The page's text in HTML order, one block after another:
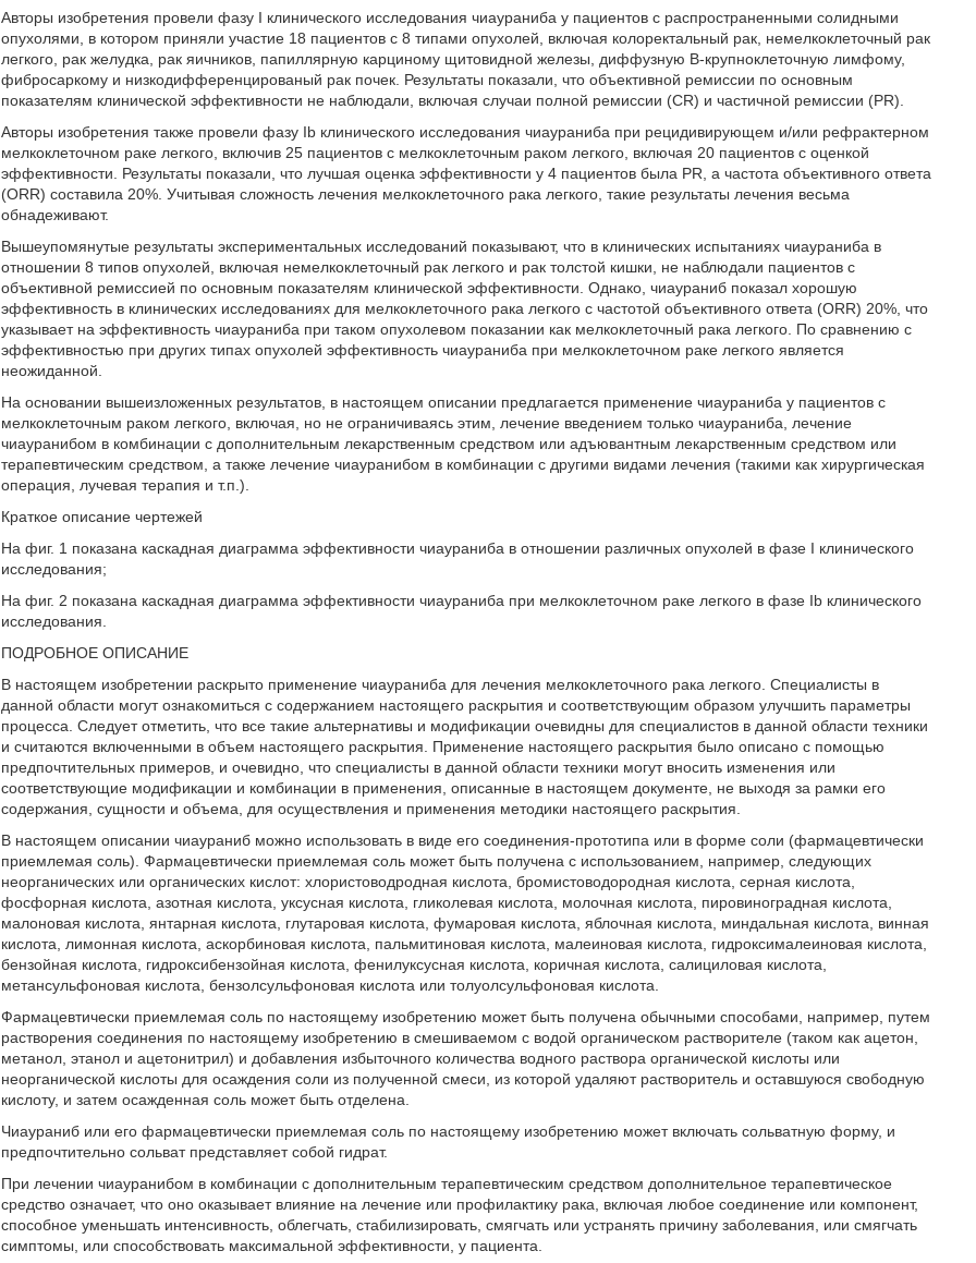
Авторы изобретения провели фазу I клинического исследования чиаураниба у пациентов с распространенными солидными
опухолями, в котором приняли участие 18 пациентов с 8 типами опухолей, включая колоректальный рак, немелкоклеточный рак
легкого, рак желудка, рак яичников, папиллярную карциному щитовидной железы, диффузную В-крупноклеточную лимфому,
фибросаркому и низкодифференцированый рак почек. Результаты показали, что объективной ремиссии по основным
показателям клинической эффективности не наблюдали, включая случаи полной ремиссии (CR) и частичной ремиссии (PR).
Авторы изобретения также провели фазу Ib клинического исследования чиаураниба при рецидивирующем и/или рефрактерном
мелкоклеточном раке легкого, включив 25 пациентов с мелкоклеточным раком легкого, включая 20 пациентов с оценкой
эффективности. Результаты показали, что лучшая оценка эффективности у 4 пациентов была PR, а частота объективного ответа
(ORR) составила 20%. Учитывая сложность лечения мелкоклеточного рака легкого, такие результаты лечения весьма
обнадеживают.
Вышеупомянутые результаты экспериментальных исследований показывают, что в клинических испытаниях чиаураниба в
отношении 8 типов опухолей, включая немелкоклеточный рак легкого и рак толстой кишки, не наблюдали пациентов с
объективной ремиссией по основным показателям клинической эффективности. Однако, чиаураниб показал хорошую
эффективность в клинических исследованиях для мелкоклеточного рака легкого с частотой объективного ответа (ORR) 20%, что
указывает на эффективность чиаураниба при таком опухолевом показании как мелкоклеточный рака легкого. По сравнению с
эффективностью при других типах опухолей эффективность чиаураниба при мелкоклеточном раке легкого является
неожиданной.
На основании вышеизложенных результатов, в настоящем описании предлагается применение чиаураниба у пациентов с
мелкоклеточным раком легкого, включая, но не ограничиваясь этим, лечение введением только чиаураниба, лечение
чиауранибом в комбинации с дополнительным лекарственным средством или адъювантным лекарственным средством или
терапевтическим средством, а также лечение чиауранибом в комбинации с другими видами лечения (такими как хирургическая
операция, лучевая терапия и т.п.).
Краткое описание чертежей
На фиг. 1 показана каскадная диаграмма эффективности чиаураниба в отношении различных опухолей в фазе I клинического
исследования;
На фиг. 2 показана каскадная диаграмма эффективности чиаураниба при мелкоклеточном раке легкого в фазе Ib клинического
исследования.
ПОДРОБНОЕ ОПИСАНИЕ
В настоящем изобретении раскрыто применение чиаураниба для лечения мелкоклеточного рака легкого. Специалисты в
данной области могут ознакомиться с содержанием настоящего раскрытия и соответствующим образом улучшить параметры
процесса. Следует отметить, что все такие альтернативы и модификации очевидны для специалистов в данной области техники
и считаются включенными в объем настоящего раскрытия. Применение настоящего раскрытия было описано с помощью
предпочтительных примеров, и очевидно, что специалисты в данной области техники могут вносить изменения или
соответствующие модификации и комбинации в применения, описанные в настоящем документе, не выходя за рамки его
содержания, сущности и объема, для осуществления и применения методики настоящего раскрытия.
В настоящем описании чиаураниб можно использовать в виде его соединения-прототипа или в форме соли (фармацевтически
приемлемая соль). Фармацевтически приемлемая соль может быть получена с использованием, например, следующих
неорганических или органических кислот: хлористоводродная кислота, бромистоводородная кислота, серная кислота,
фосфорная кислота, азотная кислота, уксусная кислота, гликолевая кислота, молочная кислота, пировиноградная кислота,
малоновая кислота, янтарная кислота, глутаровая кислота, фумаровая кислота, яблочная кислота, миндальная кислота, винная
кислота, лимонная кислота, аскорбиновая кислота, пальмитиновая кислота, малеиновая кислота, гидроксималеиновая кислота,
бензойная кислота, гидроксибензойная кислота, фенилуксусная кислота, коричная кислота, салициловая кислота,
метансульфоновая кислота, бензолсульфоновая кислота или толуолсульфоновая кислота.
Фармацевтически приемлемая соль по настоящему изобретению может быть получена обычными способами, например, путем
растворения соединения по настоящему изобретению в смешиваемом с водой органическом растворителе (таком как ацетон,
метанол, этанол и ацетонитрил) и добавления избыточного количества водного раствора органической кислоты или
неорганической кислоты для осаждения соли из полученной смеси, из которой удаляют растворитель и оставшуюся свободную
кислоту, и затем осажденная соль может быть отделена.
Чиаураниб или его фармацевтически приемлемая соль по настоящему изобретению может включать сольватную форму, и
предпочтительно сольват представляет собой гидрат.
При лечении чиауранибом в комбинации с дополнительным терапевтическим средством дополнительное терапевтическое
средство означает, что оно оказывает влияние на лечение или профилактику рака, включая любое соединение или компонент,
способное уменьшать интенсивность, облегчать, стабилизировать, смягчать или устранять причину заболевания, или смягчать
симптомы, или способствовать максимальной эффективности, у пациента.